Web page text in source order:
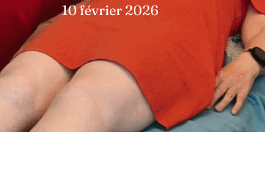
10 février 2026